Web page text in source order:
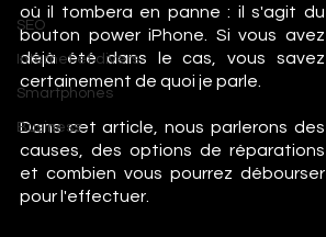
SEO
Internet et divers
Smartphones
Business
où il tombera en panne : il s'agit du
bouton power iPhone. Si vous avez
déjà été dans le cas, vous savez
certainement de quoi je parle.
Dans cet article, nous parlerons des
causes, des options de réparations
et combien vous pourrez débourser
pour l'effectuer.